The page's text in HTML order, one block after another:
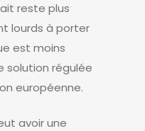
reste plus
lourds à porter
est moins
solution régulée
européenne.
avoir une